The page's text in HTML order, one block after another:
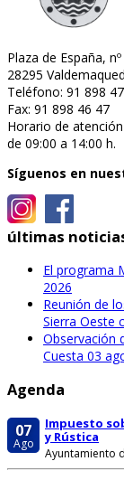
Plaza de España, nº
28295
Teléfono: 91 898
Fax: 91 898 46 47
Horario de
de 09:00 a 14:00 h.
Síguenos en
últimas
El programa
2026
Reunión de
Sierra Oeste
Observación
Cuesta 03
Agenda
07
Ago
Impuesto
y Rústica
Ayuntamiento